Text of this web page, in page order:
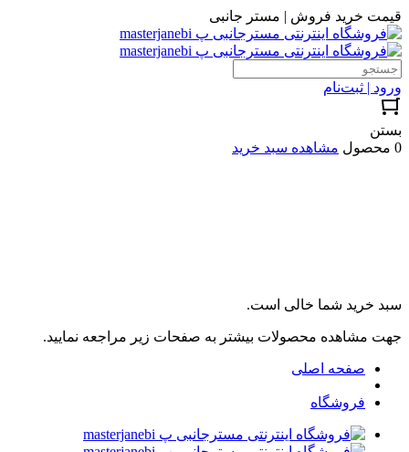
قیمت خرید فروش | مستر جانبی
ورود | ثبت‌نام
بستن
0 محصول
مشاهده سبد خرید
سبد خرید شما خالی است.
جهت مشاهده محصولات بیشتر به صفحات زیر مراجعه نمایید.
صفحه اصلی
فروشگاه